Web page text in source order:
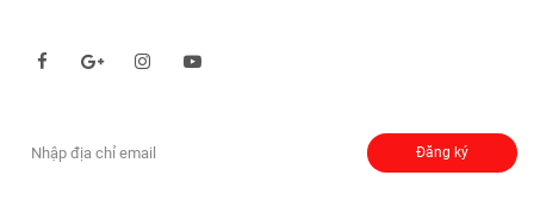
Đăng ký